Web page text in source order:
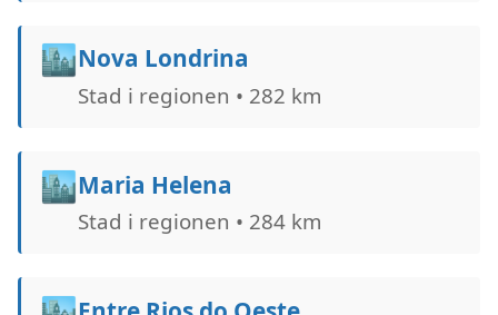
🏙️Nova Londrina
Stad i regionen • 282 km
🏙️Maria Helena
Stad i regionen • 284 km